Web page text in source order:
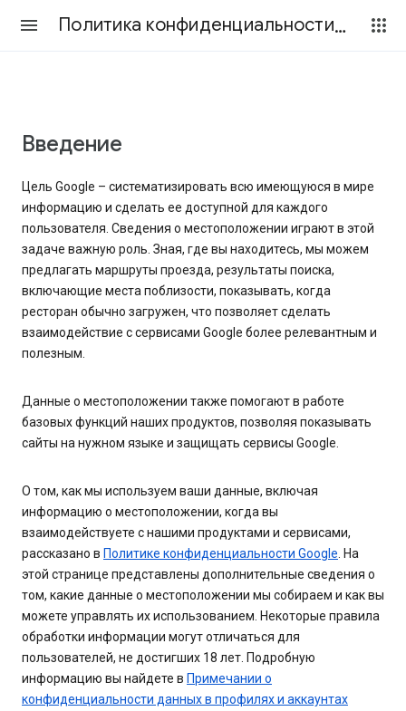
Политика конфиденциальности и Условия использования
Введение
Цель Google – систематизировать всю имеющуюся в мире
информацию и сделать ее доступной для каждого
пользователя. Сведения о местоположении играют в этой
задаче важную роль. Зная, где вы находитесь, мы можем
предлагать маршруты проезда, результаты поиска,
включающие места поблизости, показывать, когда
ресторан обычно загружен, что позволяет сделать
взаимодействие с сервисами Google более релевантным и
полезным.
Данные о местоположении также помогают в работе
базовых функций наших продуктов, позволяя показывать
сайты на нужном языке и защищать сервисы Google.
О том, как мы используем ваши данные, включая
информацию о местоположении, когда вы
взаимодействуете с нашими продуктами и сервисами,
рассказано в Политике конфиденциальности Google . На
этой странице представлены дополнительные сведения о
том, какие данные о местоположении мы собираем и как вы
можете управлять их использованием. Некоторые правила
обработки информации могут отличаться для
пользователей, не достигших 18 лет. Подробную
информацию вы найдете в Примечании о
конфиденциальности данных в профилях и аккаунтах